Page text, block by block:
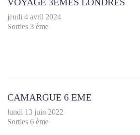
jeudi 4 avril 2024
Sorties 3 ème
CAMARGUE 6 EME
lundi 13 juin 2022
Sorties 6 ème